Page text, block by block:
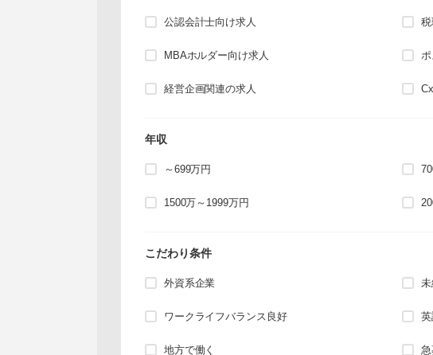
公認会計士向け求人
MBAホルダー向け求人
経営企画関連の求人
年収
～699万円
1500万～1999万円
こだわり条件
外資系企業
ワークライフバランス良好
地方で働く